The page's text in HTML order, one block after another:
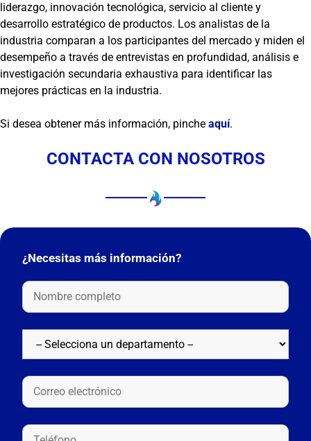
liderazgo, innovación tecnológica, servicio al cliente y
desarrollo estratégico de productos. Los analistas de la
industria comparan a los participantes del mercado y miden el
desempeño a través de entrevistas en profundidad, análisis e
investigación secundaria exhaustiva para identificar las
mejores prácticas en la industria.
Si desea obtener más información, pinche aquí.
CONTACTA CON NOSOTROS
¿Necesitas más información?